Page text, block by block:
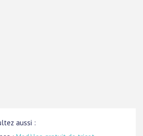
aussi :